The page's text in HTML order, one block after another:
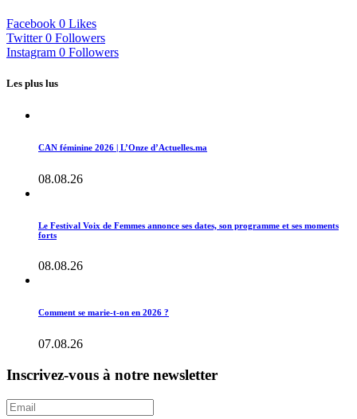
Facebook 0 Likes
Twitter 0 Followers
Instagram 0 Followers
Les plus lus
CAN féminine 2026 | L’Onze d’Actuelles.ma
08.08.26
Le Festival Voix de Femmes annonce ses dates, son programme et ses moments
forts
08.08.26
Comment se marie-t-on en 2026 ?
07.08.26
Inscrivez-vous à notre newsletter